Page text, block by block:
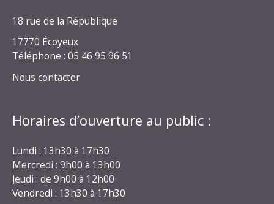
18 rue de la République
17770 Écoyeux
Téléphone : 05 46 95 96 51
Nous contacter
Horaires d’ouverture au public :
Lundi : 13h30 à 17h30
Mercredi : 9h00 à 13h00
Jeudi : de 9h00 à 12h00
Vendredi : 13h30 à 17h30